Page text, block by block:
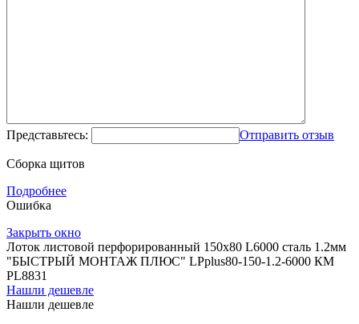
Представьтесь: Отправить отзыв
Сборка щитов
Подробнее
Ошибка
Закрыть окно
Лоток листовой перфорированный 150х80 L6000 сталь 1.2мм
"БЫСТРЫЙ МОНТАЖ ПЛЮС" LPplus80-150-1.2-6000 КМ
PL8831
Нашли дешевле
Нашли дешевле